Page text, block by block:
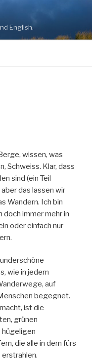
English.
wissen, was
Schweiss. Klar, dass
sind (ein Teil
aber das lassen wir
Wandern. Ich bin
doch immer mehr in
oder einfach nur
wie in jedem
auf
begegnet.
ist die
grünen
die alle in dem fürs